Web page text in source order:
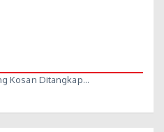
Kosan Ditangkap…